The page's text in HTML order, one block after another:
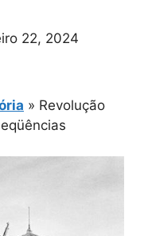
22, 2024
» Revolução